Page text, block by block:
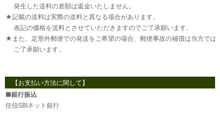
発生した送料の差額は返金いたしません。
★記載の送料は実際の送料と異なる場合があります。
表記の価格を送料とさせていただきますのでご了承願います。
★また、定形外郵便での発送をご希望の場合、郵便事故の補償は当方では
ご了承願います。
【お支払い方法に関して】
■銀行振込
住信SBIネット銀行